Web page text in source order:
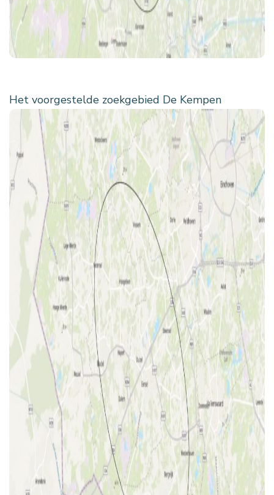
Het voorgestelde zoekgebied De Kempen